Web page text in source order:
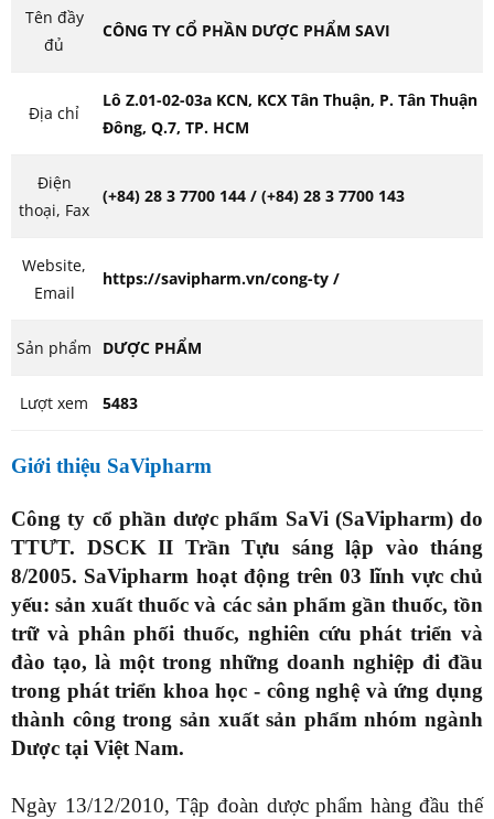
Tên đầy
đủ
CÔNG TY CỔ PHẦN DƯỢC PHẨM SAVI
Địa chỉ
Lô Z.01-02-03a KCN, KCX Tân Thuận, P. Tân Thuận
Đông, Q.7, TP. HCM
Điện
thoại, Fax
(+84) 28 3 7700 144 / (+84) 28 3 7700 143
Website,
Email
https://savipharm.vn/cong-ty /
Sản phẩm DƯỢC PHẨM
Lượt xem 5483
Giới thiệu SaVipharm
Công ty cổ phần dược phẩm SaVi (SaVipharm) do
TTƯT. DSCK II Trần Tựu sáng lập vào tháng
8/2005. SaVipharm hoạt động trên 03 lĩnh vực chủ
yếu: sản xuất thuốc và các sản phẩm gần thuốc, tồn
trữ và phân phối thuốc, nghiên cứu phát triển và
đào tạo, là một trong những doanh nghiệp đi đầu
trong phát triển khoa học - công nghệ và ứng dụng
thành công trong sản xuất sản phẩm nhóm ngành
Dược tại Việt Nam.
Ngày 13/12/2010, Tập đoàn dược phẩm hàng đầu thế